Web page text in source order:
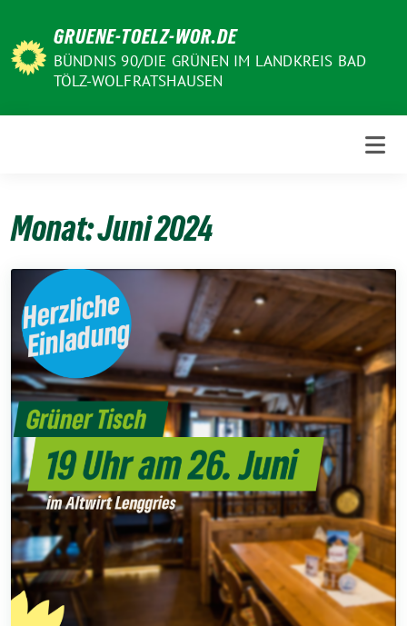
zum
Inhalt
GRUENE-TOELZ-WOR.DE
BÜNDNIS 90/DIE GRÜNEN IM LANDKREIS BAD
TÖLZ-WOLFRATSHAUSEN
Monat:Juni 2024